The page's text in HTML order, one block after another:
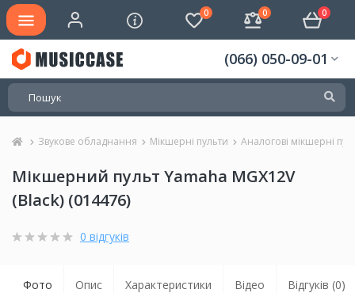
0 0 0
(066) 050-09-01
Звукове обладнання Мікшерні пульти Аналогові мікшерні
Мікшерний пульт Yamaha MGX12V
(Black) (014476)
0 відгуків
Фото Опис Характеристики Відео Відгуків (0)